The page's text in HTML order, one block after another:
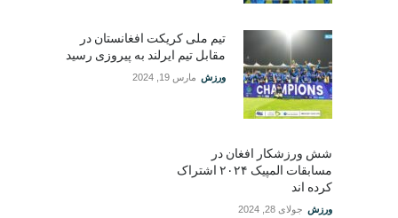
تیم ملی کریکت افغانستان در
مقابل تیم ایرلند به پیروزی رسید
ورزش مارس 19, 2024
شش ورزشکار افغان در
مسابقات المپیک ۲۰۲۴ اشتراک
کرده اند
ورزش جولای 28, 2024